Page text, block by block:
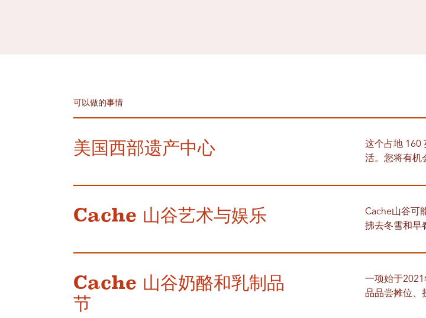
可以做的事情
美国西部遗产中心
这个占地 160
活。您将有机
Cache 山谷艺术与娱乐
Cache山谷可
拂去冬雪和早
Cache 山谷奶酪和乳制品
节
一项始于
品品尝摊位、